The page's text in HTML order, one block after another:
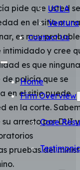
UCLA
Ventura
Contact Us
Home
Firm Overview
Case
pide que usted se
en el sitio o una
es muy probable
intimidado y cree
es que ninguna
policía que se
en el sitio puede
en la corte.
arresto por DUI y
pruebas del